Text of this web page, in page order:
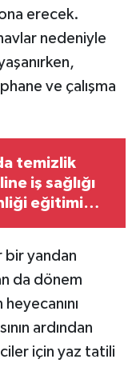
erecek.
nedeniyle
ve çalışma
temizlik
iş sağlığı
eğitimi
bir yandan
da dönem
ardından
için yaz tatili